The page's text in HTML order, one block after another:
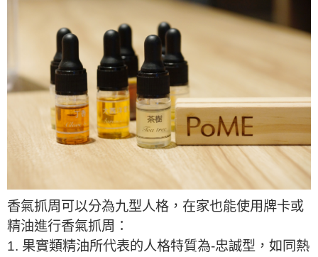
香氣抓周可以分為九型人格，在家也能使用牌卡或
精油進行香氣抓周：
1. 果實類精油所代表的人格特質為-忠誠型，如同熱